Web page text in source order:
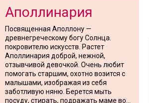
Аполлинария
Посвященная Аполлону —
древнегреческому богу Солнца.
покровителю искусств. Растет
Аполлинария доброй, нежной,
отзывчивой девочкой. Очень любит
помогать старшим, охотно возится с
малышами, изображая из себя
заботливую няню. Берется мыть
посуду, стирать, подражать маме во...